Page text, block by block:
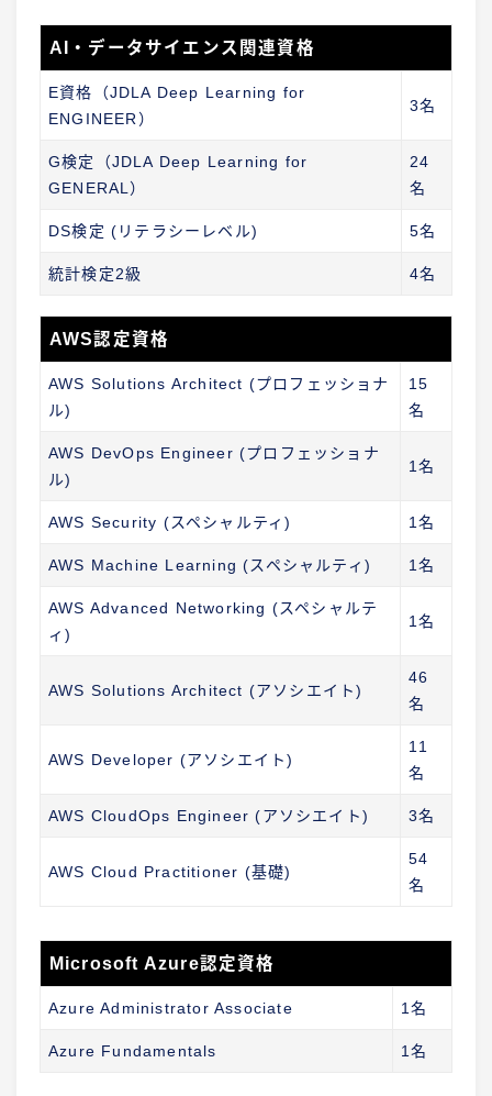
AI・データサイエンス関連資格
E資格（JDLA Deep Learning for
ENGINEER）
3名
G検定（JDLA Deep Learning for
GENERAL）
24
名
DS検定 (リテラシーレベル) 5名
統計検定2級 4名
AWS認定資格
AWS Solutions Architect (プロフェッショナ
ル)
15
名
AWS DevOps Engineer (プロフェッショナ
ル)
1名
AWS Security (スペシャルティ) 1名
AWS Machine Learning (スペシャルティ) 1名
AWS Advanced Networking (スペシャルテ
ィ)
1名
AWS Solutions Architect (アソシエイト)
46
名
AWS Developer (アソシエイト)
11
名
AWS CloudOps Engineer (アソシエイト) 3名
AWS Cloud Practitioner (基礎)
54
名
Microsoft Azure認定資格
Azure Administrator Associate 1名
Azure Fundamentals 1名